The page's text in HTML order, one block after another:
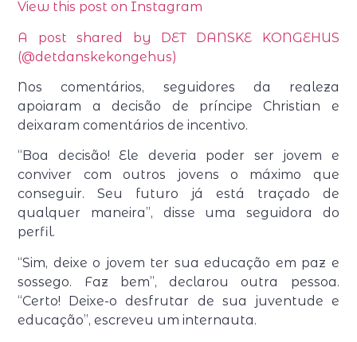
View this post on Instagram
A post shared by DET DANSKE KONGEHUS
(@detdanskekongehus)
Nos comentários, seguidores da realeza
apoiaram a decisão de príncipe Christian e
deixaram comentários de incentivo.
“Boa decisão! Ele deveria poder ser jovem e
conviver com outros jovens o máximo que
conseguir. Seu futuro já está traçado de
qualquer maneira”, disse uma seguidora do
perfil.
“Sim, deixe o jovem ter sua educação em paz e
sossego. Faz bem”, declarou outra pessoa.
“Certo! Deixe-o desfrutar de sua juventude e
educação”, escreveu um internauta.